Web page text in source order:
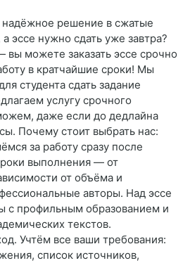
надёжное решение в сжатые
эссе нужно сдать уже завтра?
вы можете заказать эссе срочно
в кратчайшие сроки! Мы
студента сдать задание
услугу срочного
даже если до дедлайна
Почему стоит выбрать нас:
за работу сразу после
выполнения — от
от объёма и
авторы. Над эссе
с профильным образованием и
текстов.
Учтём все ваши требования:
список источников,